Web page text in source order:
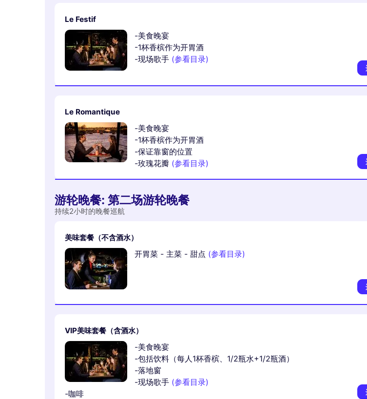
Le Festif
-美食晚宴
-1杯香槟作为开胃酒
-现场歌手 (参看目录)
Le Romantique
-美食晚宴
-1杯香槟作为开胃酒
-保证靠窗的位置
-玫瑰花瓣 (参看目录)
游轮晚餐: 第二场游轮晚餐
持续2小时的晚餐巡航
美味套餐（不含酒水）
开胃菜 - 主菜 - 甜点 (参看目录)
VIP美味套餐（含酒水）
-美食晚宴
-包括饮料（每人1杯香槟、1/2瓶水+1/2瓶酒）
-落地窗
-现场歌手 (参看目录)
-咖啡